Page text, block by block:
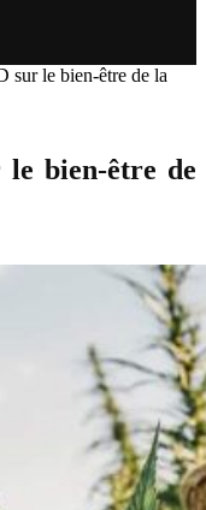
sur le bien-être de la
le bien-être de